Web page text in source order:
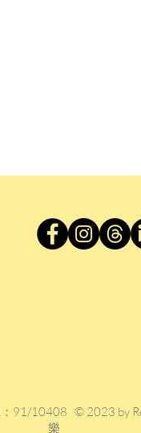
：91/10408 © 2023 by
樂